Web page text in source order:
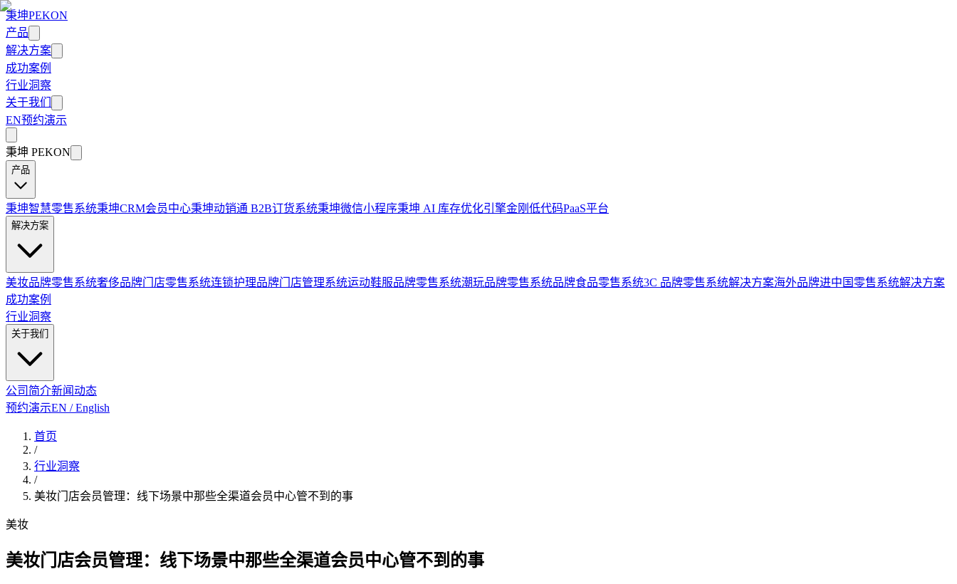
秉坤PEKON
产品
解决方案
成功案例
行业洞察
关于我们
EN预约演示
秉坤 PEKON
产品
秉坤智慧零售系统秉坤CRM会员中心秉坤动销通 B2B订货系统秉坤微信小程序秉坤 AI 库存优化引擎金刚低代码PaaS平台
解决方案
美妆品牌零售系统奢侈品牌门店零售系统连锁护理品牌门店管理系统运动鞋服品牌零售系统潮玩品牌零售系统品牌食品零售系统3C 品牌零售系统解决方案海外品牌进中国零售系统解决方案
成功案例
行业洞察
关于我们
公司简介新闻动态
预约演示EN / English
首页
/
行业洞察
/
美妆门店会员管理：线下场景中那些全渠道会员中心管不到的事
美妆
美妆门店会员管理：线下场景中那些全渠道会员中心管不到的事